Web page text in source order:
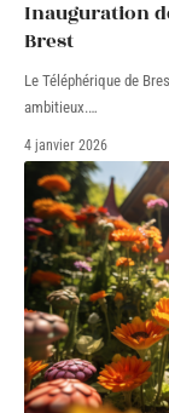
Inauguration
Brest
Le Téléphérique de
ambitieux.…
4 janvier 2026